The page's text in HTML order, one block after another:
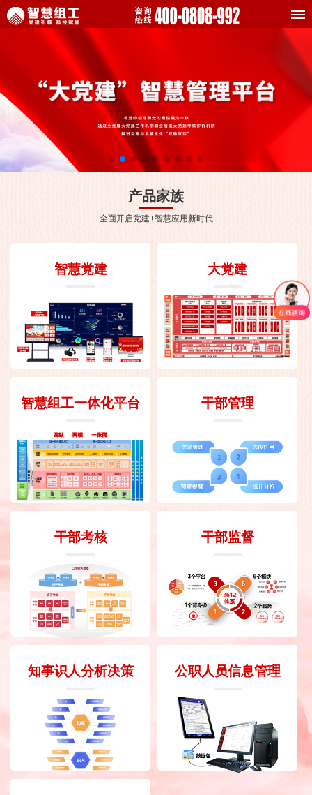
产品家族
全面开启党建+智慧应用新时代
智慧党建 大党建
智慧组工一体化平台 干部管理
干部考核 干部监督
知事识人分析决策 公职人员信息管理